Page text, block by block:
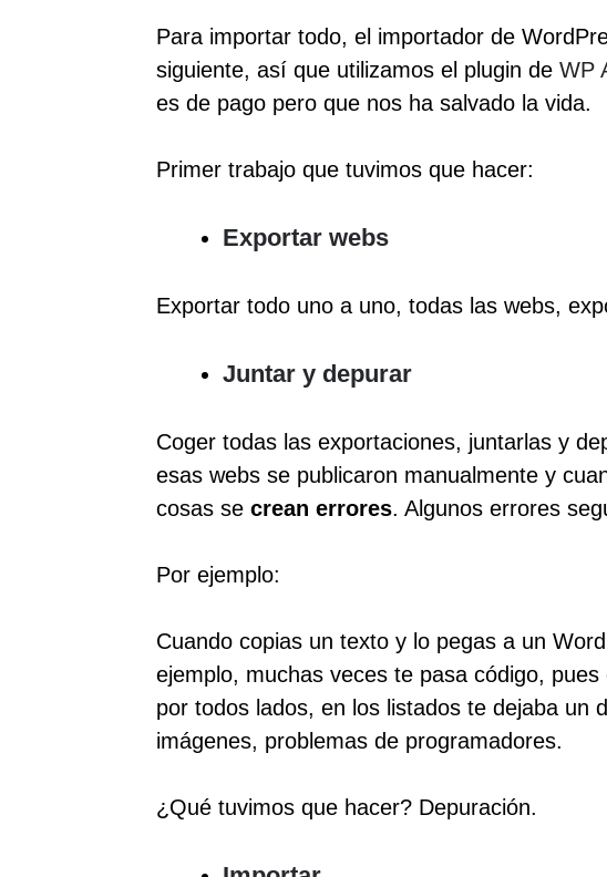
Para importar todo, el importador de
siguiente, así que utilizamos el plugin de WP
es de pago pero que nos ha salvado la vida.
Primer trabajo que tuvimos que hacer:
Exportar webs
Exportar todo uno a uno, todas las webs,
Juntar y depurar
Coger todas las exportaciones, juntarlas y
esas webs se publicaron manualmente y
cosas se crean errores. Algunos errores
Por ejemplo:
Cuando copias un texto y lo pegas a un
ejemplo, muchas veces te pasa código,
por todos lados, en los listados te dejaba un
imágenes, problemas de programadores.
¿Qué tuvimos que hacer? Depuración.